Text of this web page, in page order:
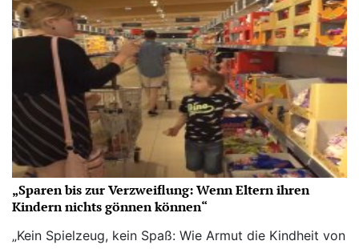
„Sparen bis zur Verzweiflung: Wenn Eltern ihren
Kindern nichts gönnen können“
„Kein Spielzeug, kein Spaß: Wie Armut die Kindheit von